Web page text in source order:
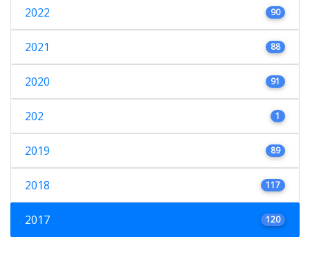
2022 90
2021 88
2020 91
202 1
2019 89
2018 117
2017 120